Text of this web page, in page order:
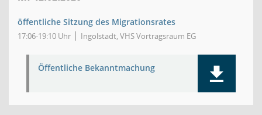
öffentliche Sitzung des Migrationsrates
17:06-19:10 Uhr Ingolstadt, VHS Vortragsraum EG
Öffentliche Bekanntmachung